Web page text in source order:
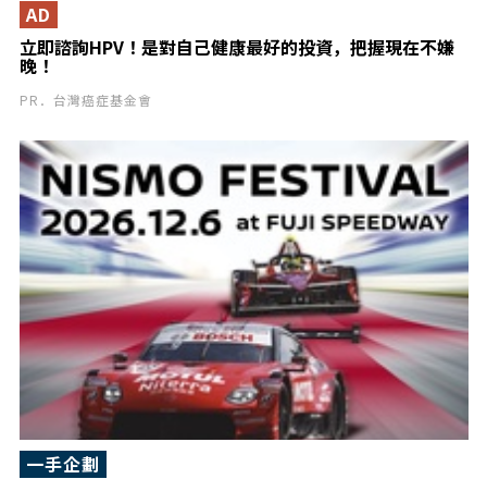
立即諮詢HPV！是對自己健康最好的投資，把握現在不嫌
晚！
AD
PR．台灣癌症基金會
一手企劃